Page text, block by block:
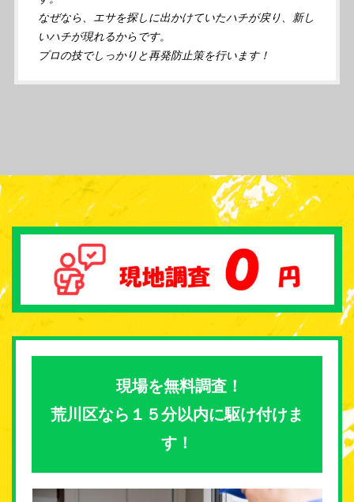
なぜなら、エサを探しに出かけていたハチが戻り、新し
いハチが現れるからです。
プロの技でしっかりと再発防止策を行います！
現場を無料調査！
荒川区なら１５分以内に駆け付けま
す！